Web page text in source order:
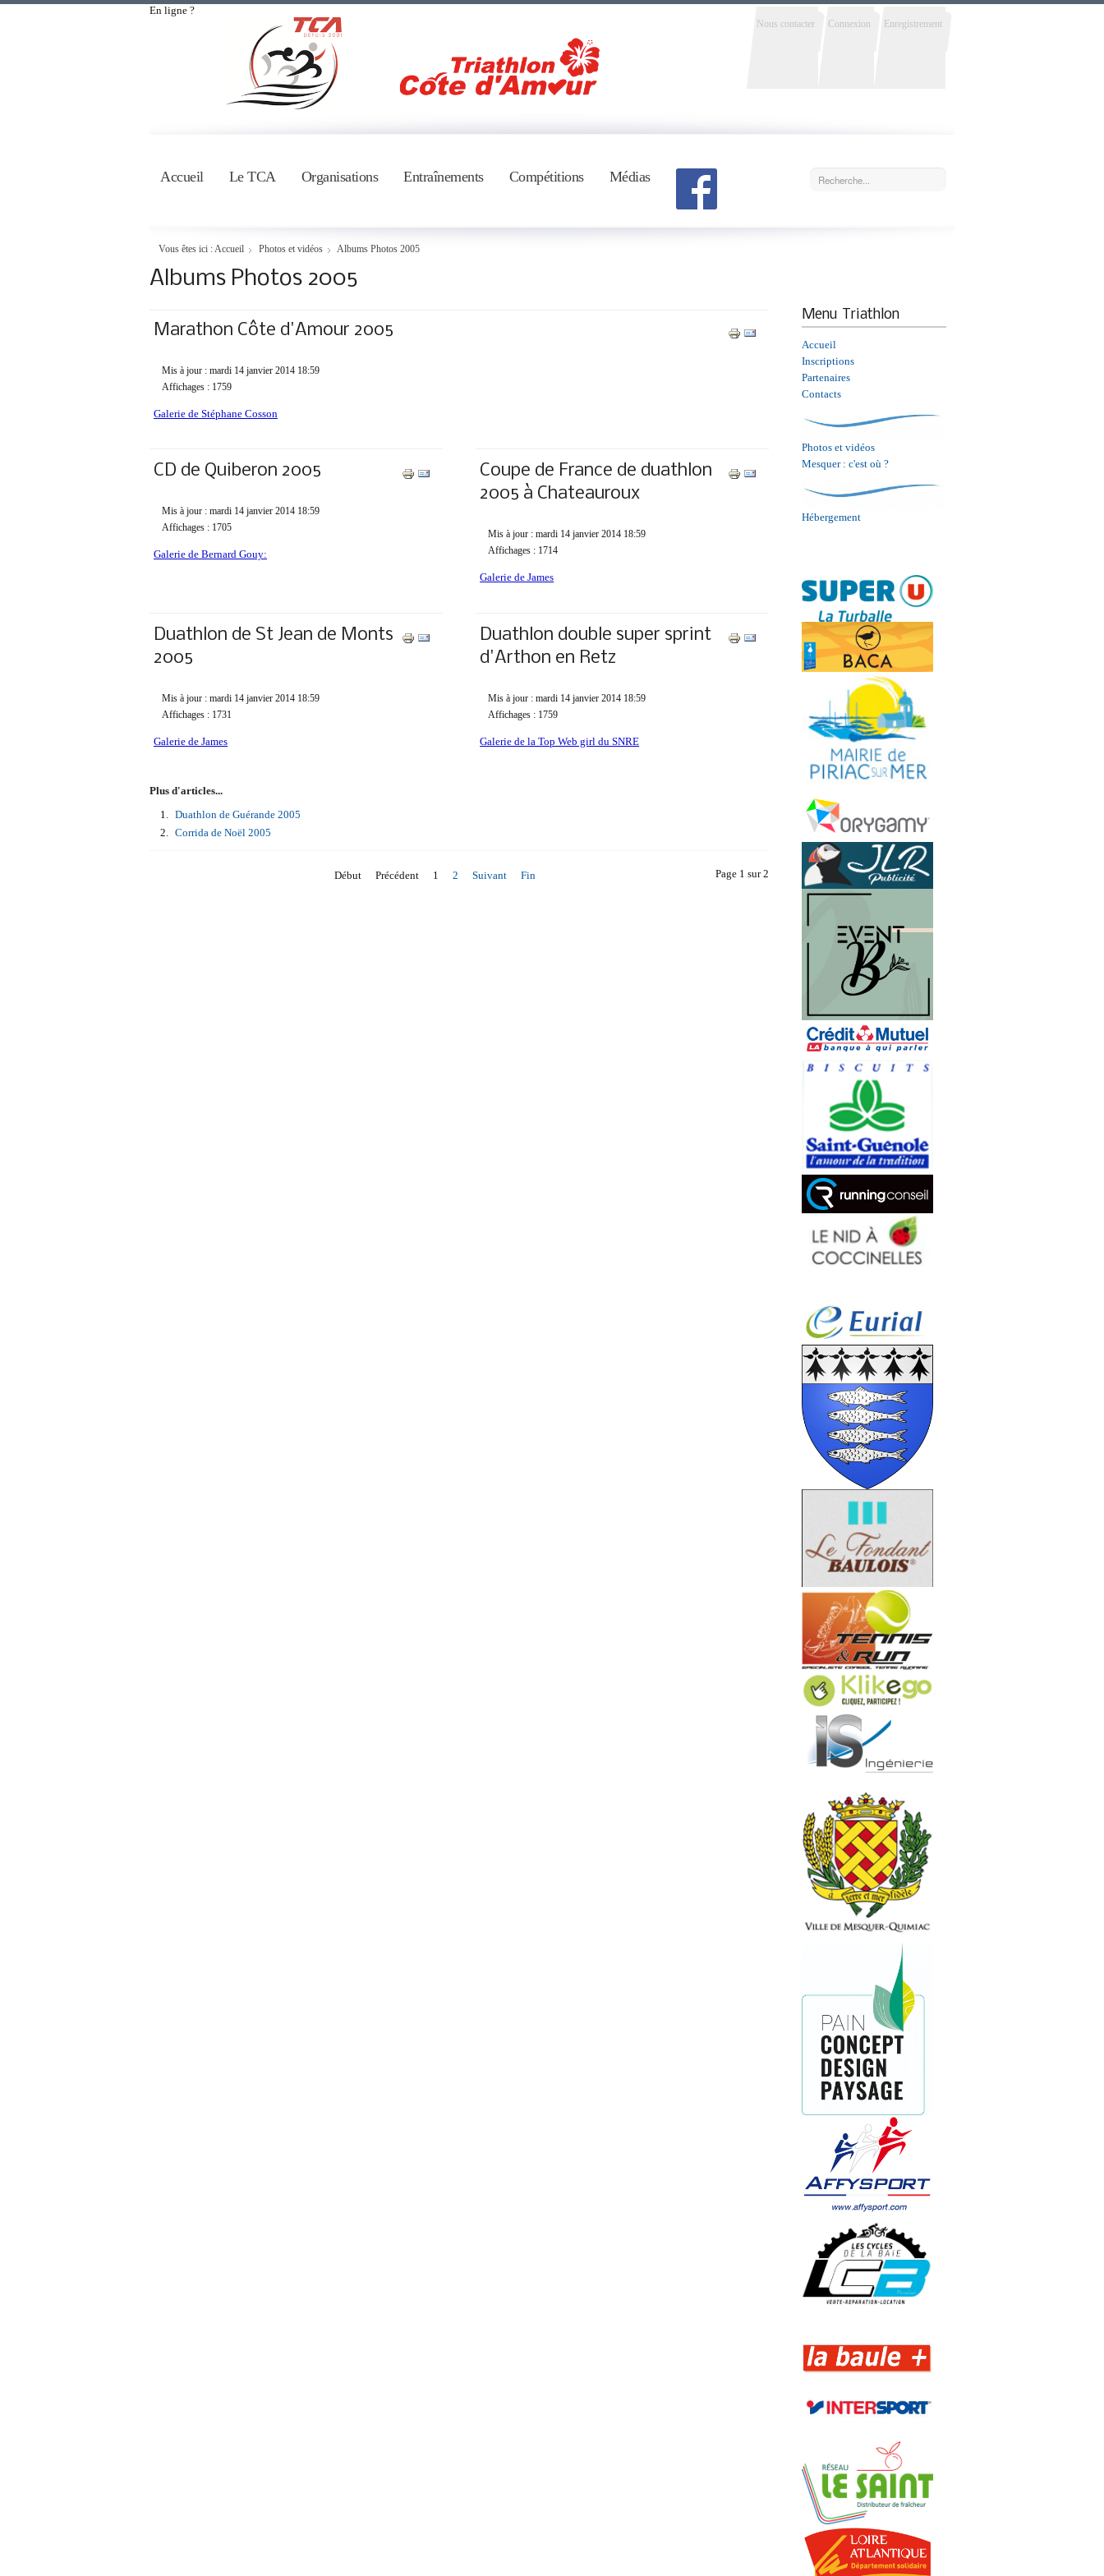
Nous contacter Connexion Enregistrement
En ligne ?
Accueil Le TCA Organisations Entraînements Compétitions Médias
Vous êtes ici : Accueil Photos et vidéos Albums Photos 2005
Menu Triathlon
Accueil
Inscriptions
Partenaires
Contacts
Photos et vidéos
Mesquer : c'est où ?
Hébergement
Albums Photos 2005
Marathon Côte d'Amour 2005
Mis à jour : mardi 14 janvier 2014 18:59
Affichages : 1759
Galerie de Stéphane Cosson
CD de Quiberon 2005
Mis à jour : mardi 14 janvier 2014 18:59
Affichages : 1705
Galerie de Bernard Gouy:
Coupe de France de duathlon
2005 à Chateauroux
Mis à jour : mardi 14 janvier 2014 18:59
Affichages : 1714
Galerie de James
Duathlon de St Jean de Monts
2005
Mis à jour : mardi 14 janvier 2014 18:59
Affichages : 1731
Galerie de James
Duathlon double super sprint
d'Arthon en Retz
Mis à jour : mardi 14 janvier 2014 18:59
Affichages : 1759
Galerie de la Top Web girl du SNRE
Plus d'articles...
Duathlon de Guérande 2005
Corrida de Noël 2005
Page 1 sur 2
Début Précédent 1 2 Suivant Fin